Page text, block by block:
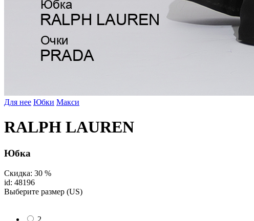
Для нее Юбки Макси
RALPH LAUREN
Юбка
Скидка: 30 %
id: 48196
Выберите размер (US)
2